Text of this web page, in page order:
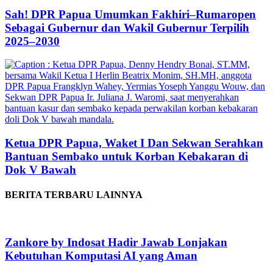
Sah! DPR Papua Umumkan Fakhiri–Rumaropen
Sebagai Gubernur dan Wakil Gubernur Terpilih
2025–2030
Ketua DPR Papua, Waket I Dan Sekwan Serahkan
Bantuan Sembako untuk Korban Kebakaran di
Dok V Bawah
BERITA TERBARU LAINNYA
Zankore by Indosat Hadir Jawab Lonjakan
Kebutuhan Komputasi AI yang Aman